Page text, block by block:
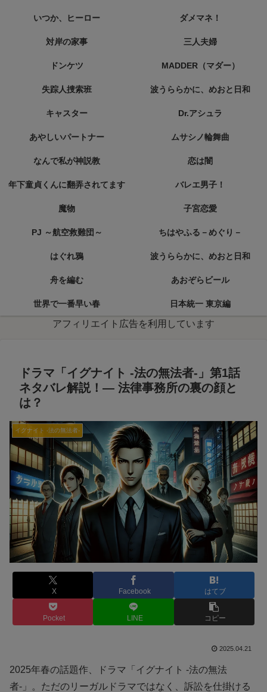
いつか、ヒーロー ダメマネ！
対岸の家事 三人夫婦
ドンケツ MADDER（マダー）
失踪人捜索班 波うららかに、めおと日和
キャスター Dr.アシュラ
あやしいパートナー ムサシノ輪舞曲
なんで私が神説教 恋は闇
年下童貞くんに翻弄されてます バレエ男子！
魔物 子宮恋愛
PJ ～航空救難団～ ちはやふる－めぐり－
はぐれ鴉 波うららかに、めおと日和
舟を編む あおぞらビール
世界で一番早い春 日本統一 東京編
アフィリエイト広告を利用しています
ドラマ「イグナイト -法の無法者-」第1話
ネタバレ解説！— 法律事務所の裏の顔と
は？
イグナイト -法の無法者-
X Facebook はてブ
Pocket LINE コピー
2025.04.21
2025年春の話題作、ドラマ「イグナイト -法の無法
者-」。ただのリーガルドラマではなく、訴訟を仕掛ける